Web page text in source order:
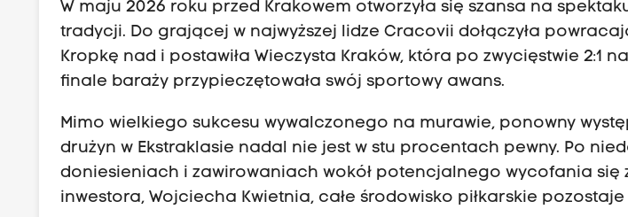
W maju 2026 roku przed Krakowem otworzyła się szansa na
tradycji. Do grającej w najwyższej lidze Cracovii dołączyła
Kropkę nad i postawiła Wieczysta Kraków, która po zwycięstwie 2:1
finale baraży przypieczętowała swój sportowy awans.
Mimo wielkiego sukcesu wywalczonego na murawie, ponowny
drużyn w Ekstraklasie nadal nie jest w stu procentach pewny. Po
doniesieniach i zawirowaniach wokół potencjalnego wycofania się
inwestora, Wojciecha Kwietnia, całe środowisko piłkarskie pozostaje